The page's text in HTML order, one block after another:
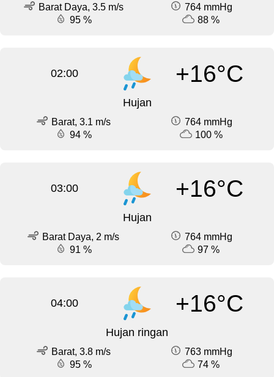
Barat Daya, 3.5 m/s
764 mmHg
95 %
88 %
02:00 +16°C
Hujan
Barat, 3.1 m/s
764 mmHg
94 %
100 %
03:00 +16°C
Hujan
Barat Daya, 2 m/s
764 mmHg
91 %
97 %
04:00 +16°C
Hujan ringan
Barat, 3.8 m/s
763 mmHg
95 %
74 %